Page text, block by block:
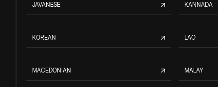
JAVANESE KANNADA
KOREAN LAO
MACEDONIAN MALAY